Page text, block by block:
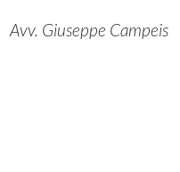
Avv. Giuseppe Campeis